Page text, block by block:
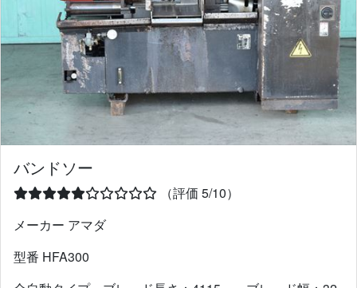
バンドソー
（評価 5/10）
メーカー アマダ
型番 HFA300